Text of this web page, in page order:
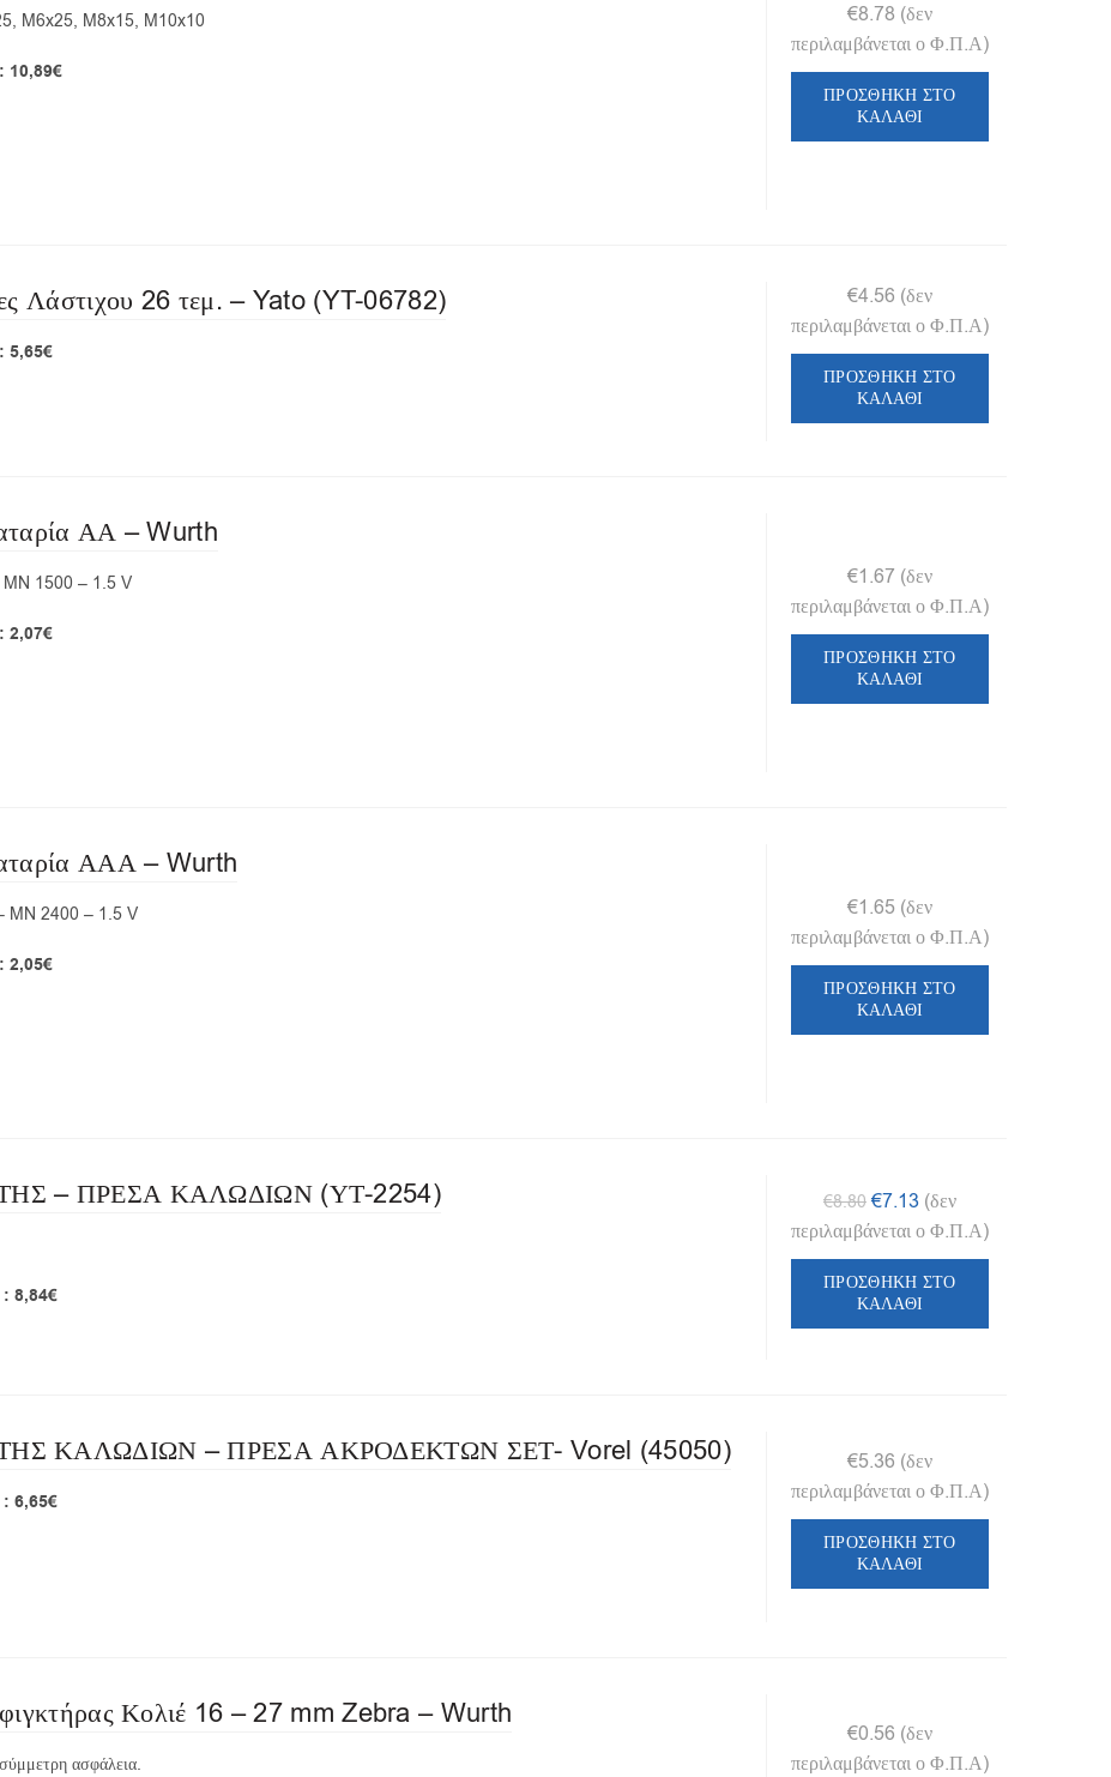
M6x25, M8x15, M10x10
10,89€
€8.78 (δεν
περιλαμβάνεται ο Φ.Π.Α)
ΠΡΟΣΘΉΚΗ ΣΤΟ
ΚΑΛΆΘΙ
Λάστιχου 26 τεμ. – Yato (YT-06782)
5,65€
αποστολή!
€4.56 (δεν
περιλαμβάνεται ο Φ.Π.Α)
ΠΡΟΣΘΉΚΗ ΣΤΟ
ΚΑΛΆΘΙ
ΑΑ – Wurth
1500 – 1.5 V
2,07€
€1.67 (δεν
περιλαμβάνεται ο Φ.Π.Α)
ΠΡΟΣΘΉΚΗ ΣΤΟ
ΚΑΛΆΘΙ
ΑΑΑ – Wurth
MN 2400 – 1.5 V
2,05€
€1.65 (δεν
περιλαμβάνεται ο Φ.Π.Α)
ΠΡΟΣΘΉΚΗ ΣΤΟ
ΚΑΛΆΘΙ
– ΠΡΕΣΑ ΚΑΛΩΔΙΩΝ (ΥΤ-2254)
: 8,84€
€8.80 Original
price
was:
€8.80.
€7.13Η
τρέχουσα
τιμή
είναι:
(δεν
περιλαμβάνεται ο Φ.Π.Α)
ΠΡΟΣΘΉΚΗ ΣΤΟ
ΚΑΛΆΘΙ
ΚΑΛΩΔΙΩΝ – ΠΡΕΣΑ ΑΚΡΟΔΕΚΤΩΝ ΣΕΤ- Vorel (45050)
: 6,65€
€5.36 (δεν
περιλαμβάνεται ο Φ.Π.Α)
ΠΡΟΣΘΉΚΗ ΣΤΟ
ΚΑΛΆΘΙ
Κολιέ 16 – 27 mm Zebra – Wurth
ασφάλεια.
€0.56 (δεν
περιλαμβάνεται ο Φ.Π.Α)